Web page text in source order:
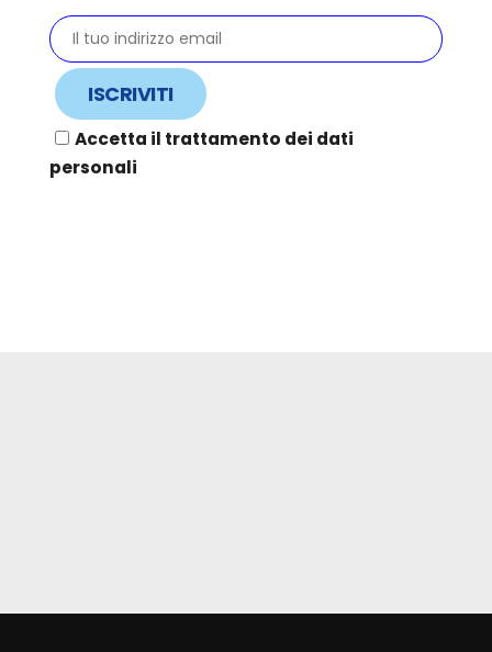
Accetta il trattamento dei dati
personali